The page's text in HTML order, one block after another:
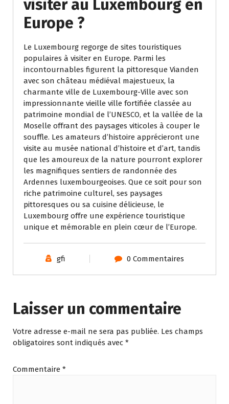
visiter au Luxembourg en
Europe ?
Le Luxembourg regorge de sites touristiques
populaires à visiter en Europe. Parmi les
incontournables figurent la pittoresque Vianden
avec son château médiéval majestueux, la
charmante ville de Luxembourg-Ville avec son
impressionnante vieille ville fortifiée classée au
patrimoine mondial de l’UNESCO, et la vallée de la
Moselle offrant des paysages viticoles à couper le
souffle. Les amateurs d’histoire apprécieront une
visite au musée national d’histoire et d’art, tandis
que les amoureux de la nature pourront explorer
les magnifiques sentiers de randonnée des
Ardennes luxembourgeoises. Que ce soit pour son
riche patrimoine culturel, ses paysages
pittoresques ou sa cuisine délicieuse, le
Luxembourg offre une expérience touristique
unique et mémorable en plein cœur de l’Europe.
gfi 0 Commentaires
Laisser un commentaire
Votre adresse e-mail ne sera pas publiée. Les champs
obligatoires sont indiqués avec *
Commentaire *